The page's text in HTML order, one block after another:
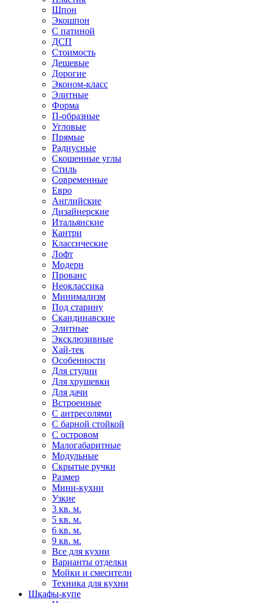
Шпон
Экошпон
С патиной
ДСП
Стоимость
Дешевые
Дорогие
Эконом-класс
Элитные
Форма
П-образные
Угловые
Прямые
Радиусные
Скошенные углы
Стиль
Современные
Евро
Английские
Дизайнерские
Итальянские
Кантри
Классические
Лофт
Модерн
Прованс
Неоклассика
Минимализм
Под старину
Скандинавские
Элитные
Эксклюзивные
Хай-тек
Особенности
Для студии
Для хрущевки
Для дачи
Встроенные
С антресолями
С барной стойкой
С островом
Малогабаритные
Модульные
Скрытые ручки
Размер
Мини-кухни
Узкие
3 кв. м.
5 кв. м.
6 кв. м.
9 кв. м.
Все для кухни
Варианты отделки
Мойки и смесители
Техника для кухни
Шкафы-купе